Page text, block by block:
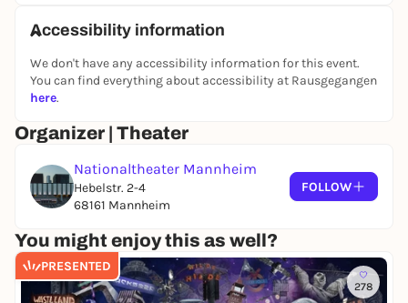
Opernklassiker – etwa den Brautchor aus
Holländer« und »Tannhäuser« – bis hin zu
Operetten und Musicals führt, die längst auch den
Silver Screen erobert haben.
Accessibility information
We don't have any accessibility information for this event.
You can find everything about accessibility at Rausgegangen
here.
Organizer | Theater
Nationaltheater Mannheim
Hebelstr. 2-4
68161 Mannheim
FOLLOW
You might enjoy this as well?
PRESENTED
278